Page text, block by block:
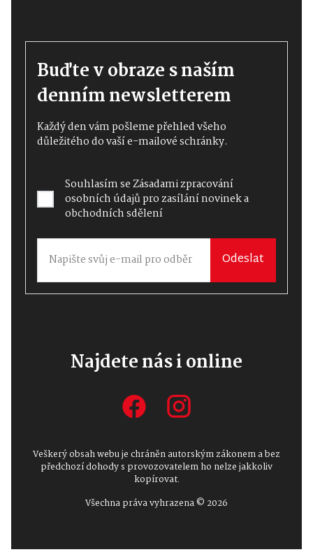
Buďte v obraze s naším
denním newsletterem
Každý den vám pošleme přehled všeho
důležitého do vaší e-mailové schránky.
Souhlasím seZásadami zpracování
osobních údajůpro zasílání novinek a
obchodních sdělení
Odeslat
Najdete nás i online
Veškerý obsah webu je chráněn autorským zákonem a bez
předchozí dohody s provozovatelem ho nelze jakkoliv
kopírovat.
Všechna práva vyhrazena © 2026